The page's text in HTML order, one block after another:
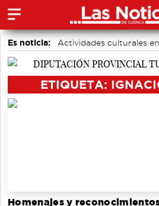
Es noticia:
Actividades culturales
Medio Ambiente
ETIQUETA:
Homenajes y